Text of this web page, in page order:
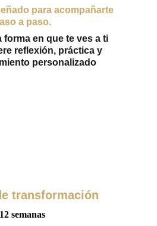
transformación
semanas
para acompañarte
a paso.
forma en que te ves a ti
reflexión, práctica y
personalizado